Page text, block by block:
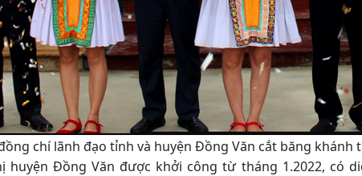
chí lãnh đạo tỉnh và huyện Đồng Văn cắt băng
huyện Đồng Văn được khởi công từ tháng 1.2022, có